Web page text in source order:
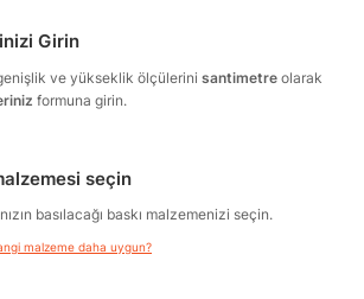
Girin
genişlik ve yükseklik ölçülerini santimetre olarak
formuna girin.
seçin
basılacağı baskı malzemenizi seçin.
malzeme daha uygun?